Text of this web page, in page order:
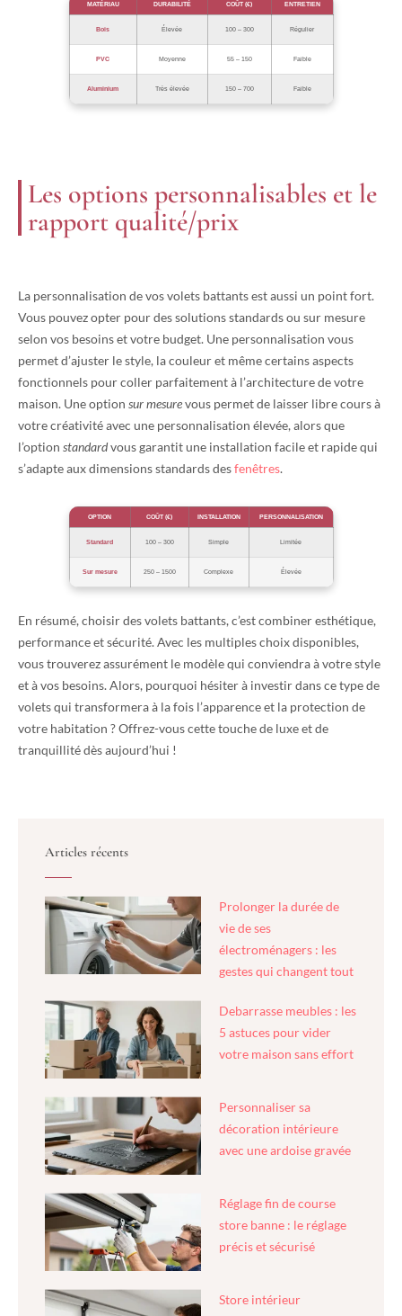
MATÉRIAU DURABILITÉ COÛT (€) ENTRETIEN
Bois Élevée 100 – 300 Régulier
PVC Moyenne 55 – 150 Faible
Aluminium Très élevée 150 – 700 Faible
Les options personnalisables et le
rapport qualité/prix
La personnalisation de vos volets battants est aussi un point fort.
Vous pouvez opter pour des solutions standards ou sur mesure
selon vos besoins et votre budget. Une personnalisation vous
permet d’ajuster le style, la couleur et même certains aspects
fonctionnels pour coller parfaitement à l’architecture de votre
maison. Une option sur mesurevous permet de laisser libre cours à
votre créativité avec une personnalisation élevée, alors que
l’option standardvous garantit une installation facile et rapide qui
s’adapte aux dimensions standards desfenêtres.
OPTION COÛT (€) INSTALLATION PERSONNALISATION
Standard 100 – 300 Simple Limitée
Sur mesure 250 – 1500 Complexe Élevée
En résumé, choisir des volets battants, c’est combiner esthétique,
performance et sécurité. Avec les multiples choix disponibles,
vous trouverez assurément le modèle qui conviendra à votre style
et à vos besoins. Alors, pourquoi hésiter à investir dans ce type de
volets qui transformera à la fois l’apparence et la protection de
votre habitation ? Offrez-vous cette touche de luxe et de
tranquillité dès aujourd’hui !
Articles récents
Prolonger la durée de
vie de ses
électroménagers : les
gestes qui changent tout
Debarrasse meubles : les
5 astuces pour vider
votre maison sans effort
Personnaliser sa
décoration intérieure
avec une ardoise gravée
Réglage fin de course
store banne : le réglage
précis et sécurisé
Store intérieur